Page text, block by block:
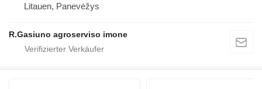
Litauen, Panevėžys
R.Gasiuno agroserviso imone